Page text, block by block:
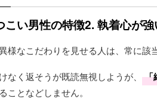
こい男性の特徴2. 執着心が強
様なこだわりを見せる人は、常に該
なく返そうが既読無視しようが、 「
ことなどしません。